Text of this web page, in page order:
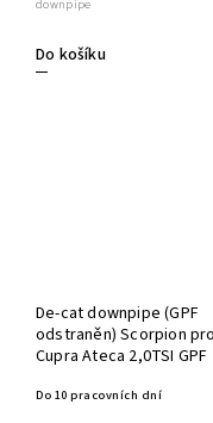
Do košíku
downpipe
De-cat downpipe (GPF
odstraněn) Scorpion pro
Cupra Ateca 2,0TSI GPF
Do 10 pracovních dní